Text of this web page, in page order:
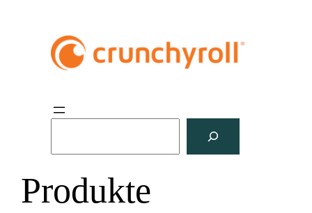
h
e
Produkte